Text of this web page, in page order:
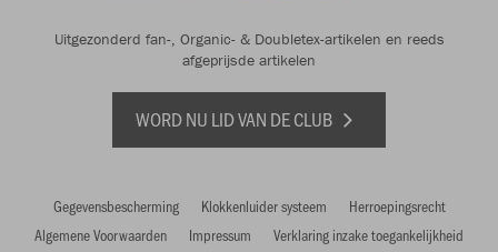
Uitgezonderd fan-, Organic- & Doubletex-artikelen en reeds
afgeprijsde artikelen
WORD NU LID VAN DE CLUB
Gegevensbescherming Klokkenluider systeem
Herroepingsrecht
Algemene Voorwaarden
Impressum Verklaring inzake toegankelijkheid